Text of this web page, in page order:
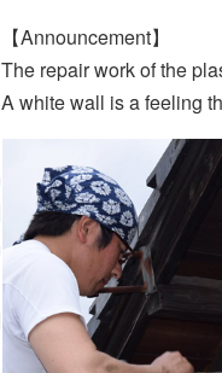
【Announcement】
The repair work of the
A white wall is a feeling